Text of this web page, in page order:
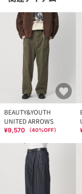
BEAUTY&YOUTH
UNITED ARROWS
¥9,570 （40%OFF）